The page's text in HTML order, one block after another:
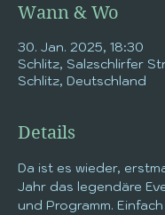
Wann & Wo
30. Jan. 2025, 18:30
Schlitz, Salzschlirfer
Schlitz, Deutschland
Details
Da ist es wieder,
Jahr das legendäre
und Programm.